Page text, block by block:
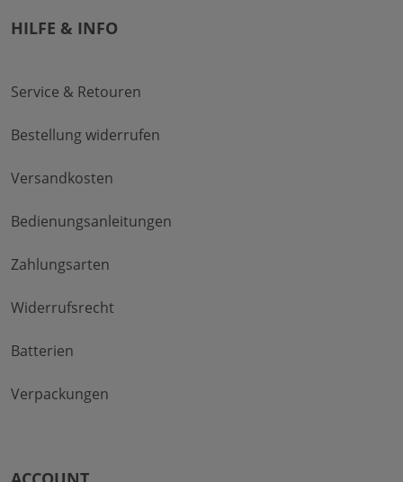
HILFE & INFO
Service & Retouren
Bestellung widerrufen
Versandkosten
Bedienungsanleitungen
Zahlungsarten
Widerrufsrecht
Batterien
Verpackungen